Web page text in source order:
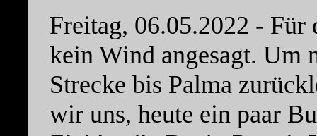
Freitag, 06.05.2022 - Für
kein Wind angesagt. Um
Strecke bis Palma
wir uns, heute ein paar